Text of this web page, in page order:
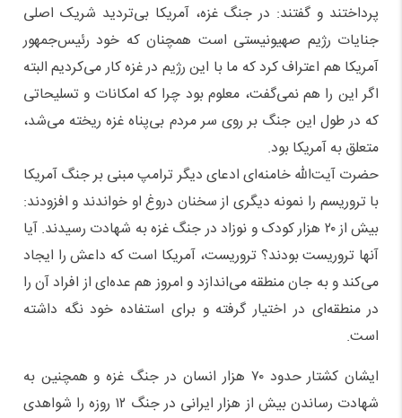
پرداختند و گفتند: در جنگ غزه، آمریکا بی‌تردید شریک اصلی
جنایات رژیم صهیونیستی است همچنان که خود رئیس‌جمهور
آمریکا هم اعتراف کرد که ما با این رژیم در غزه کار می‌کردیم البته
اگر این را هم نمی‌گفت، معلوم بود چرا که امکانات و تسلیحاتی
که در طول این جنگ بر روی سر مردم بی‌پناه غزه ریخته می‌شد،
متعلق به آمریکا بود.
حضرت آیت‌الله خامنه‌ای ادعای دیگر ترامپ مبنی بر جنگ آمریکا
با تروریسم را نمونه دیگری از سخنان دروغ او خواندند و افزودند:
بیش از ۲۰ هزار کودک و نوزاد در جنگ غزه به شهادت رسیدند. آیا
آنها تروریست بودند؟ تروریست، آمریکا است که داعش را ایجاد
می‌کند و به جان منطقه می‌اندازد و امروز هم عده‌ای از افراد آن را
در منطقه‌ای در اختیار گرفته و برای استفاده خود نگه داشته
است.
ایشان کشتار حدود ۷۰ هزار انسان در جنگ غزه و همچنین به
شهادت رساندن بیش از هزار ایرانی در جنگ ۱۲ روزه را شواهدی